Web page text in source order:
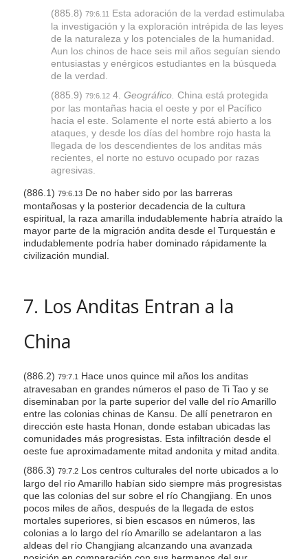
(885.8) 79:6.11 Esta adoración de la verdad estimulaba
la investigación y la exploración intrépida de las leyes
de la naturaleza y los potenciales de la humanidad.
Aun los chinos de hace seis mil años seguían siendo
entusiastas y enérgicos estudiantes en la búsqueda
de la verdad.
(885.9) 79:6.124. Geográfico. China está protegida
por las montañas hacia el oeste y por el Pacífico
hacia el este. Solamente el norte está abierto a los
ataques, y desde los días del hombre rojo hasta la
llegada de los descendientes de los anditas más
recientes, el norte no estuvo ocupado por razas
agresivas.
(886.1) 79:6.13De no haber sido por las barreras
montañosas y la posterior decadencia de la cultura
espiritual, la raza amarilla indudablemente habría atraído la
mayor parte de la migración andita desde el Turquestán e
indudablemente podría haber dominado rápidamente la
civilización mundial.
7. Los Anditas Entran a la
China
(886.2) 79:7.1 Hace unos quince mil años los anditas
atravesaban en grandes números el paso de Ti Tao y se
diseminaban por la parte superior del valle del río Amarillo
entre las colonias chinas de Kansu. De allí penetraron en
dirección este hasta Honan, donde estaban ubicadas las
comunidades más progresistas. Esta infiltración desde el
oeste fue aproximadamente mitad andonita y mitad andita.
(886.3) 79:7.2Los centros culturales del norte ubicados a lo
largo del río Amarillo habían sido siempre más progresistas
que las colonias del sur sobre el río Changjiang. En unos
pocos miles de años, después de la llegada de estos
mortales superiores, si bien escasos en números, las
colonias a lo largo del río Amarillo se adelantaron a las
aldeas del río Changjiang alcanzando una avanzada